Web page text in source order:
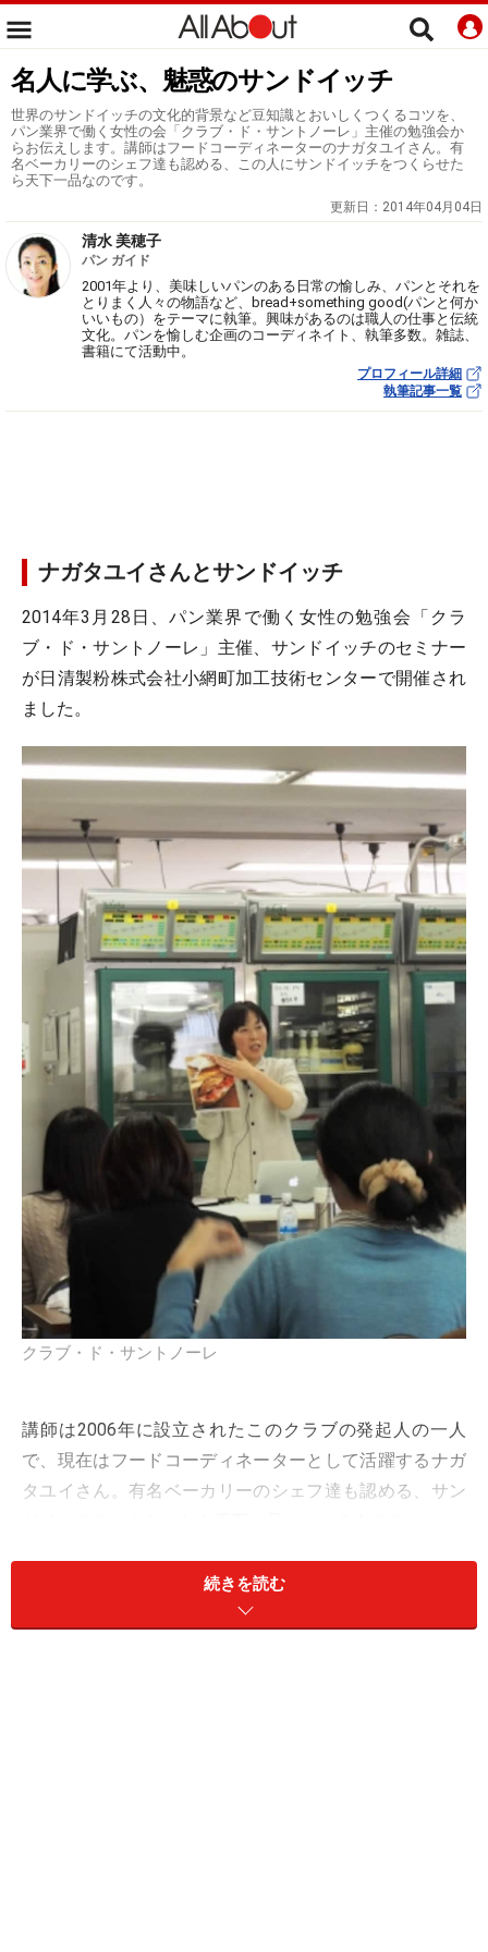
名人に学ぶ、魅惑のサンドイッチ
世界のサンドイッチの文化的背景など豆知識とおいしくつくるコツを、
パン業界で働く女性の会「クラブ・ド・サントノーレ」主催の勉強会か
らお伝えします。講師はフードコーディネーターのナガタユイさん。有
名ベーカリーのシェフ達も認める、この人にサンドイッチをつくらせた
ら天下一品なのです。
更新日： 2014年04月04日
清水 美穂子
パン ガイド
2001年より、美味しいパンのある日常の愉しみ、パンとそれを
とりまく人々の物語など、bread+something good(パンと何か
いいもの）をテーマに執筆。興味があるのは職人の仕事と伝統
文化。パンを愉しむ企画のコーディネイト、執筆多数。雑誌、
書籍にて活動中。
プロフィール詳細
執筆記事一覧
ナガタユイさんとサンドイッチ
2014年3月28日、パン業界で働く女性の勉強会「クラ
ブ・ド・サントノーレ」主催、サンドイッチのセミナー
が日清製粉株式会社小網町加工技術センターで開催され
ました。
クラブ・ド・サントノーレ
講師は2006年に設立されたこのクラブの発起人の一人
で、現在はフードコーディネーターとして活躍するナガ
タユイさん。有名ベーカリーのシェフ達も認める、サン
食品メーカーの営業部でベーカリーに向けたサンドイッ
チの提案の仕事をしながら、自主的にワイン、チーズ、
続きを読む